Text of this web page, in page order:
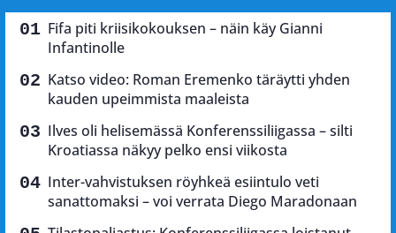
Fifa piti kriisikokouksen – näin käy Gianni
Infantinolle
Katso video: Roman Eremenko täräytti yhden
kauden upeimmista maaleista
Ilves oli helisemässä Konferenssiliigassa – silti
Kroatiassa näkyy pelko ensi viikosta
Inter-vahvistuksen röyhkeä esiintulo veti
sanattomaksi – voi verrata Diego Maradonaan